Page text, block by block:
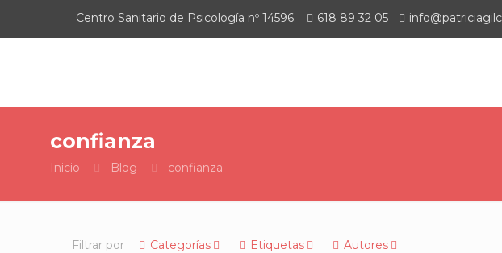
Centro Sanitario de Psicología nº 14596. 618 89 32 05
confianza
Inicio Blog confianza
Filtrar por Categorías Etiquetas Autores